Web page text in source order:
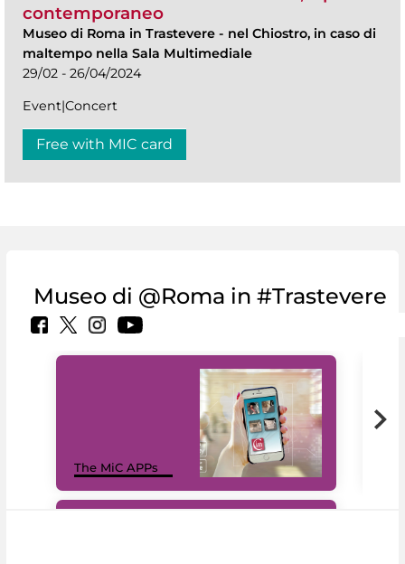
contemporaneo
Museo di Roma in Trastevere - nel Chiostro, in caso di
maltempo nella Sala Multimediale
29/02 - 26/04/2024
Event|Concert
Free with MIC card
Museo di @Roma in #Trastevere
The MiC APPs